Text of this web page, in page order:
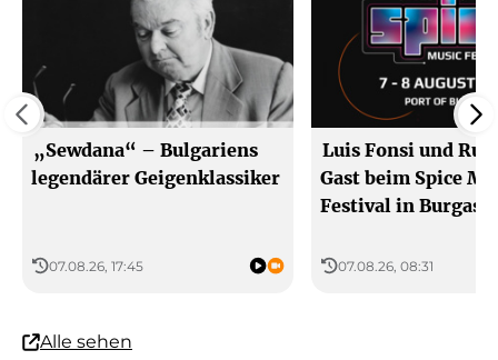
„Sewdana“ – Bulgariens
legendärer Geigenklassiker
07.08.26, 17:45
Luis Fonsi und
Gast beim Spice
Festival in Burgas
07.08.26, 08:31
Alle sehen